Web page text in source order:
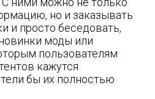
но и заказывать
и просто беседовать,
моды или
пользователям
кажутся
бы их полностью